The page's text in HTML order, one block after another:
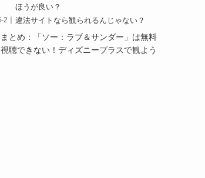
ほうが良い？
違法サイトなら観られるんじゃない？
まとめ：「ソー：ラブ＆サンダー」は無料
視聴できない！ディズニープラスで観よう